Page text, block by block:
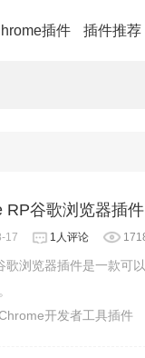
插件 插件推荐
RP谷歌浏览器插件
17 1人评论
歌浏览器插件是一款可
开发者工具插件